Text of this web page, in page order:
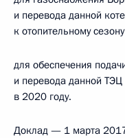
и перевода данной
к отопительному
для обеспечения
и перевода данной
в 2020 году.
Доклад — 1 марта